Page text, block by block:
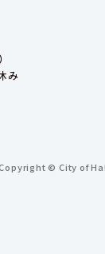
み
© City of